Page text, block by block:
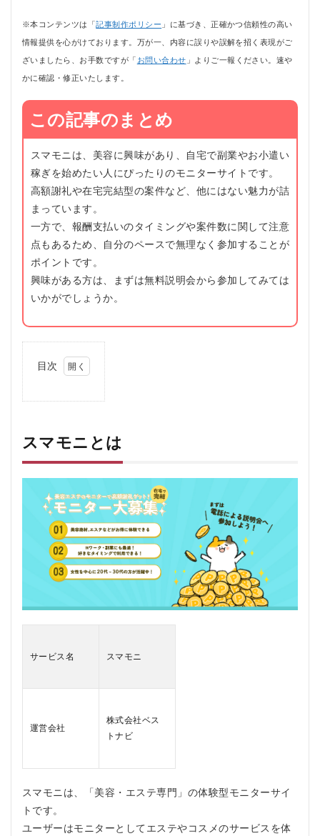
※本コンテンツは「記事制作ポリシー 」に基づき、正確かつ信頼性の高い
情報提供を心がけております。万が一、内容に誤りや誤解を招く表現がご
ざいましたら、お手数ですが「 お問い合わせ 」よりご一報ください。速や
かに確認・修正いたします。
この記事のまとめ
スマモニは、美容に興味があり、自宅で副業やお小遣い
稼ぎを始めたい人にぴったりのモニターサイトです。
高額謝礼や在宅完結型の案件など、他にはない魅力が詰
まっています。
一方で、報酬支払いのタイミングや案件数に関して注意
点もあるため、自分のペースで無理なく参加することが
ポイントです。
興味がある方は、まずは無料説明会から参加してみては
いかがでしょうか。
目次
ニ
と
は
美容
特化
のモ
ニタ
ー案
件
1.2
謝礼
のチ
ス
在宅
件
し、
自由
な参
加
スマモニとは
サービス名 スマモニ
運営会社
株式会社ベス
トナビ
スマモニは、「美容・エステ専門」の体験型モニターサイ
トです。
ユーザーはモニターとしてエステやコスメのサービスを体